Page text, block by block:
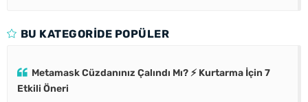
BU KATEGORIDE POPÜLER
Metamask Cüzdanınız Çalındı Mı? ⚡ Kurtarma İçin 7
Etkili Öneri